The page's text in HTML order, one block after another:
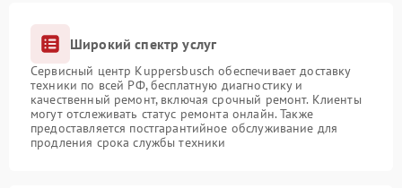
Широкий спектр услуг
Сервисный центр Kuppersbusch обеспечивает доставку
техники по всей РФ, бесплатную диагностику и
качественный ремонт, включая срочный ремонт. Клиенты
могут отслеживать статус ремонта онлайн. Также
предоставляется постгарантийное обслуживание для
продления срока службы техники